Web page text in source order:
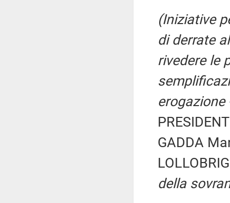
(Iniziative
di derrate
rivedere le
erogazione
GADDA
della